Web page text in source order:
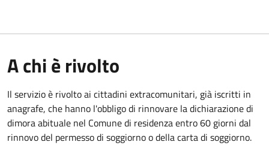
A chi è rivolto
Il servizio è rivolto ai cittadini extracomunitari, già iscritti in
anagrafe, che hanno l'obbligo di rinnovare la dichiarazione di
dimora abituale nel Comune di residenza entro 60 giorni dal
rinnovo del permesso di soggiorno o della carta di soggiorno.